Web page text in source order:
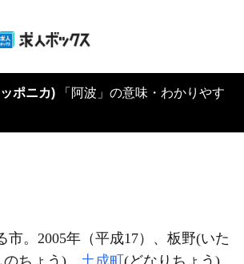
ポニカ)
市。2005年（平成17）、板野(いた
ちょう)、 土成町(どなりちょう)、